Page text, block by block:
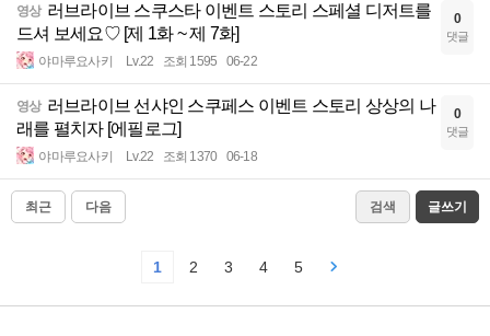
영상 러브라이브 스쿠스타 이벤트 스토리 스페셜 디저트를
드셔 보세요♡ [제 1화 ~ 제 7화]
야마루요사키 Lv.22 조회 1595 06-22
0
댓글
영상 러브라이브 선샤인 스쿠페스 이벤트 스토리 상상의 나
래를 펼치자 [에필로그]
야마루요사키 Lv.22 조회 1370 06-18
0
댓글
최근 다음 검색 글쓰기
1 2 3 4 5